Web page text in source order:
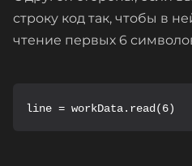
строку код так, чтобы в
чтение первых 6